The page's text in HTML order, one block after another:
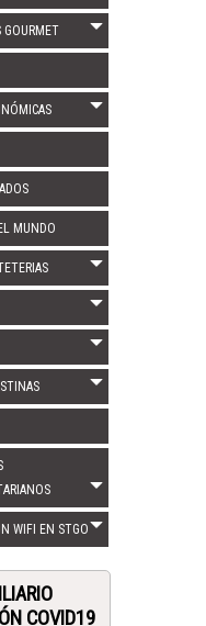
GOURMET
MUNDO
WIFI EN STGO
COVID19